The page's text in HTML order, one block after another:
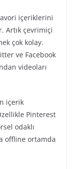
içeriklerini
Artık çevrimiçi
çok kolay.
ve Facebook
videoları
içerik
Pinterest
odaklı
offline ortamda